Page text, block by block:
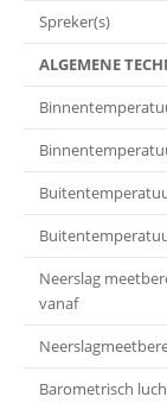
Spreker(s)
ALGEMENE
Neerslag
vanaf
Barometrisch